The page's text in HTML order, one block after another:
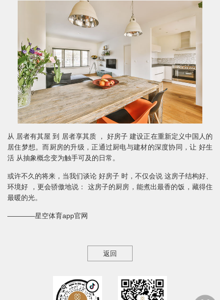
从 居者有其屋 到 居者享其质 ， 好房子 建设正在重新定义中国人的
居住梦想。而厨房的升级，正通过厨电与建材的深度协同，让 好生
活 从抽象概念变为触手可及的日常。
或许不久的将来，当我们谈论 好房子 时，不仅会说 这房子结构好、
环境好 ，更会骄傲地说： 这房子的厨房，能煮出最香的饭，藏得住
最暖的光。
————星空体育app官网
返回